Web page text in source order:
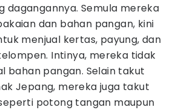
dagangannya. Semula mereka
dan bahan pangan, kini
menjual kertas, payung, dan
Intinya, mereka tidak
bahan pangan. Selain takut
Jepang, mereka juga takut
potong tangan maupun